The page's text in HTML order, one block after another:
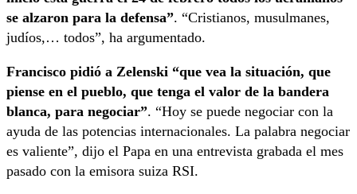
se alzaron para la defensa”. “Cristianos, musulmanes,
judíos,… todos”, ha argumentado.
Francisco pidió a Zelenski “que vea la situación, que
piense en el pueblo, que tenga el valor de la bandera
blanca, para negociar”. “Hoy se puede negociar con la
ayuda de las potencias internacionales. La palabra negociar
es valiente”, dijo el Papa en una entrevista grabada el mes
pasado con la emisora suiza RSI.